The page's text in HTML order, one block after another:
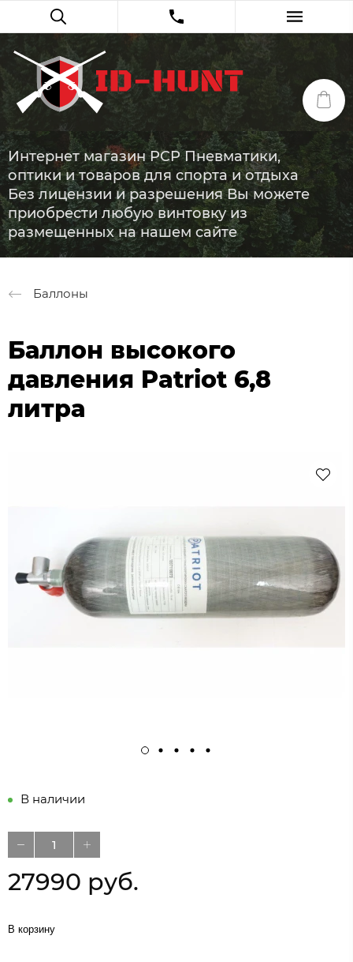
Интернет магазин PCP Пневматики,
оптики и товаров для спорта и отдыха
Без лицензии и разрешения Вы можете
приобрести любую винтовку из
размещенных на нашем сайте
Баллоны
Баллон высокого
давления Patriot 6,8
литра
В наличии
27990 руб.
В корзину